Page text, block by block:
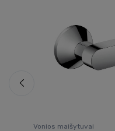
Vonios maišytuvai